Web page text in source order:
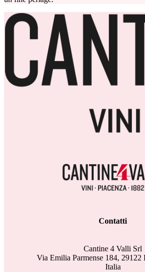
Contatti
Cantine 4 Valli Srl
Via Emilia Parmense 184, 29122
Italia